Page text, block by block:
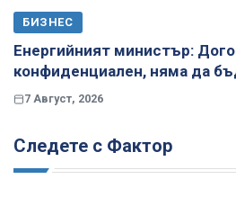
БИЗНЕС
Енергийният министър:
конфиденциален, няма да
7 Август, 2026
Следете с Фактор